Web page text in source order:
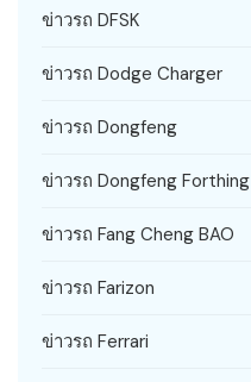
ข่าวรถ DFSK
ข่าวรถ Dodge Charger
ข่าวรถ Dongfeng
ข่าวรถ Dongfeng Forthing
ข่าวรถ Fang Cheng BAO
ข่าวรถ Farizon
ข่าวรถ Ferrari